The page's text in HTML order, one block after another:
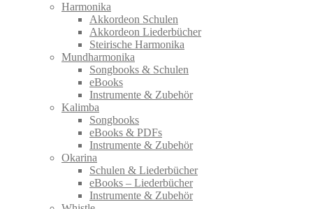
Harmonika
Akkordeon Schulen
Akkordeon Liederbücher
Steirische Harmonika
Mundharmonika
Songbooks & Schulen
eBooks
Instrumente & Zubehör
Kalimba
Songbooks
eBooks & PDFs
Instrumente & Zubehör
Okarina
Schulen & Liederbücher
eBooks – Liederbücher
Instrumente & Zubehör